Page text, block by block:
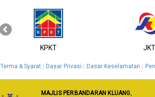
KPKT JKT
‹
Terma & Syarat Dasar Privasi Dasar Keselamatan
MAJLIS PERBANDARAN KLUANG,